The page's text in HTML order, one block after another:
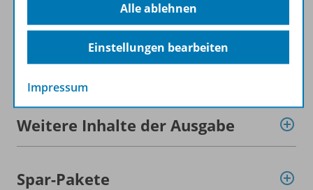
Informationen
Beschreibung
Weitere Inhalte der Ausgabe
Spar-Pakete
Alle ablehnen
Einstellungen bearbeiten
Impressum